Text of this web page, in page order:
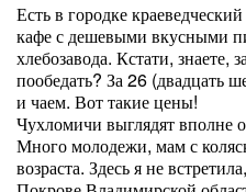
Есть в городке
кафе с дешевыми вкусными
хлебозавода. Кстати, знаете,
пообедать? За 26 (двадцать
и чаем. Вот такие цены!
Чухломичи выглядят вполне
Много молодежи, мам с
возраста. Здесь я не